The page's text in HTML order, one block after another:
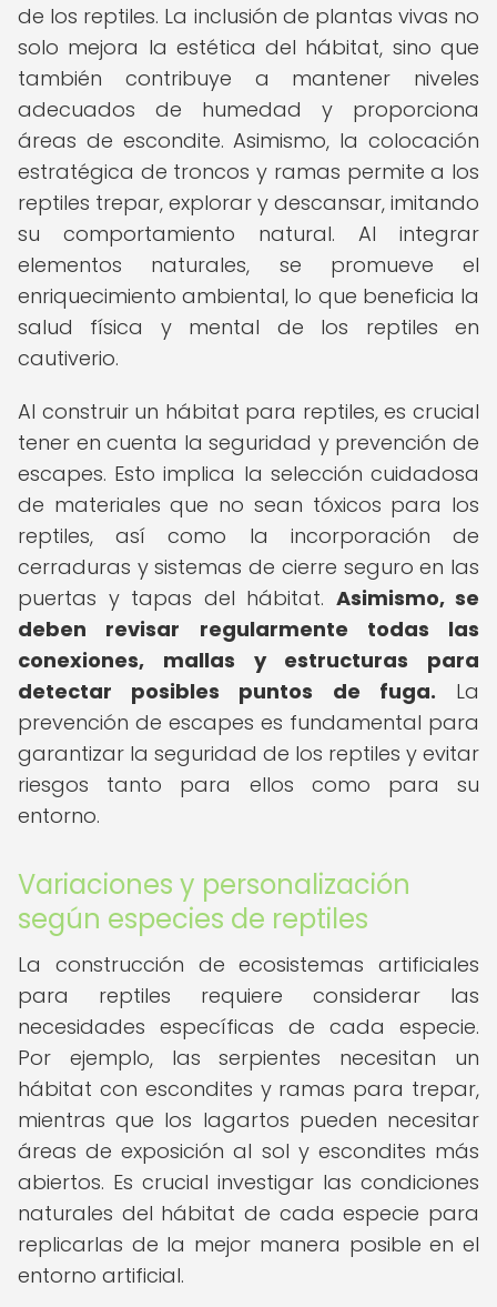
de los reptiles. La inclusión de plantas vivas no
solo mejora la estética del hábitat, sino que
también contribuye a mantener niveles
adecuados de humedad y proporciona
áreas de escondite. Asimismo, la colocación
estratégica de troncos y ramas permite a los
reptiles trepar, explorar y descansar, imitando
su comportamiento natural. Al integrar
elementos naturales, se promueve el
enriquecimiento ambiental, lo que beneficia la
salud física y mental de los reptiles en
cautiverio.
Al construir un hábitat para reptiles, es crucial
tener en cuenta la seguridad y prevención de
escapes. Esto implica la selección cuidadosa
de materiales que no sean tóxicos para los
reptiles, así como la incorporación de
cerraduras y sistemas de cierre seguro en las
puertas y tapas del hábitat. Asimismo, se
deben revisar regularmente todas las
conexiones, mallas y estructuras para
detectar posibles puntos de fuga. La
prevención de escapes es fundamental para
garantizar la seguridad de los reptiles y evitar
riesgos tanto para ellos como para su
entorno.
Variaciones y personalización
según especies de reptiles
La construcción de ecosistemas artificiales
para reptiles requiere considerar las
necesidades específicas de cada especie.
Por ejemplo, las serpientes necesitan un
hábitat con escondites y ramas para trepar,
mientras que los lagartos pueden necesitar
áreas de exposición al sol y escondites más
abiertos. Es crucial investigar las condiciones
naturales del hábitat de cada especie para
replicarlas de la mejor manera posible en el
entorno artificial.